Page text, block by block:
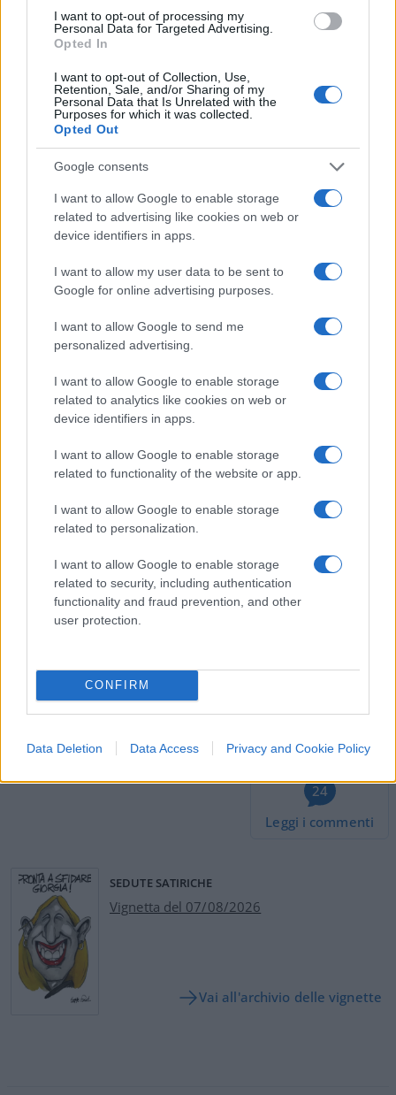
I want to opt-out of processing my
Personal Data for Targeted Advertising.
Opted In
I want to opt-out of Collection, Use,
Retention, Sale, and/or Sharing of my
Personal Data that Is Unrelated with the
Purposes for which it was collected.
Opted Out
Google consents
I want to allow Google to enable storage
related to advertising like cookies on web or
device identifiers in apps.
I want to allow my user data to be sent to
Google for online advertising purposes.
I want to allow Google to send me
personalized advertising.
I want to allow Google to enable storage
related to analytics like cookies on web or
device identifiers in apps.
I want to allow Google to enable storage
related to functionality of the website or app.
I want to allow Google to enable storage
related to personalization.
I want to allow Google to enable storage
related to security, including authentication
functionality and fraud prevention, and other
user protection.
CONFIRM
Data Deletion Data Access Privacy and Cookie Policy
segretario di StatoAntony Blinken
a Pechino,
missione importante sia in chiave economica che
dipartimento di Stato di Washington ha già
convocatol’incaricato d’affari cinese a
Washington“per trasmettere un messaggio
molto chiaro e fermo” di condanna per quanto
successo. Dal canto suo la Cina predica calma
nell’attesa di “verificare la situazione”: il governo
di Xi Jinping ha fatto sapere agli Stati Uniti di non
Anzi. Dopo aver predicato “calma” e richiesto
tempo per un’indagine interna, il ministero degli
Esteri ha fatto sapere che il pallone aerostatico
“viene dalla Cina” ma non è una “spia”: “Si tratta –
spiega Pechino – di uno usato per scopi di ricerca,
principalmente meteorologici. Colpito dai venti di
ponente e con limitate capacità di autogoverno, il
pianificata”. La Cina “si rammarica per il suo
statunitense per cause di forza maggiore. La parte
cinese continuerà a comunicare con quella Usa e
gestirà adeguatamente questa situazione
imprevista causata da forza maggiore”.
#CINA #JOE BIDEN
#PALLONE SPIA
#STATI UNITI D'AMERICA
24
Leggi i commenti
SEDUTE SATIRICHE
Vignetta del 07/08/2026
Vai all'archivio delle vignette